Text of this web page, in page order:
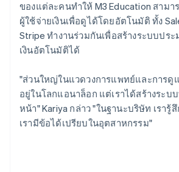
ของแต่ละคนทำให้ M3 Education สาม
ผู้ใช้จ่ายเงินเพื่อดูได้โดยอัตโนมัติ ทั้ง
Stripe ทำงานร่วมกันเพื่อสร้างระบบประ
เงินอัตโนมัติได้
"ส่วนใหญ่ในแวดวงการแพทย์และการดู
อยู่ในโลกแอนาล็อก แต่เราได้สร้างระบ
หน้า" Kariya กล่าว "ในฐานะบริษัท เรารู้
เรามีข้อได้เปรียบในอุตสาหกรรม"